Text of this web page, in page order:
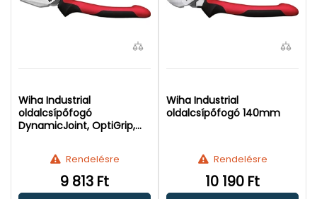
Wiha Industrial
oldalcsípőfogó
DynamicJoint, OptiGrip,
Rendelésre
9 813 Ft
Wiha Industrial
oldalcsípőfogó 140mm
Rendelésre
10 190 Ft